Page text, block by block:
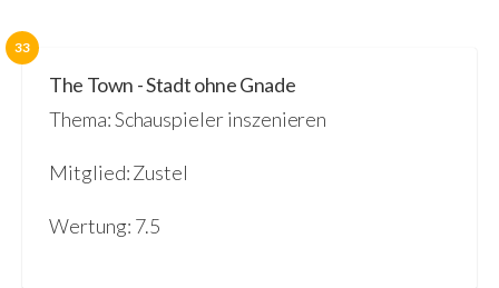
33
The Town - Stadt ohne Gnade
Thema: Schauspieler inszenieren
Mitglied: Zustel
Wertung: 7.5